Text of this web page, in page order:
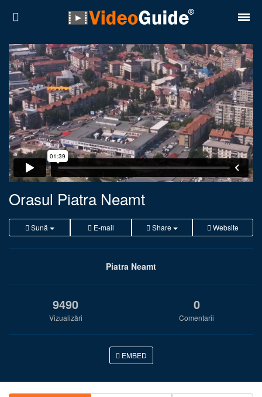
Orasul Piatra Neamt
Sună E-mail Share Website
Piatra Neamt
9490
Vizualizări
0
Comentarii
EMBED
Locuri
Destinații
Prețuri
Contact
Despre noi
Reguli de confidentialitate
Română
English